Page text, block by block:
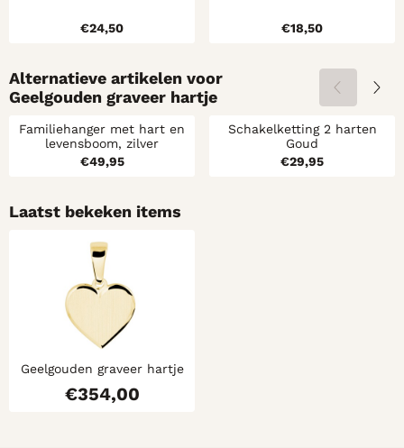
Prijs: 24,50
€24,50 Prijs: 18,50
€18,50
Alternatieve artikelen voor
Geelgouden graveer hartje
Familiehanger met hart en
levensboom, zilver
Prijs: 49,95
€49,95
Schakelketting 2 harten
Goud
Prijs: 29,95
€29,95
Laatst bekeken items
Geelgouden graveer hartje
€354,00